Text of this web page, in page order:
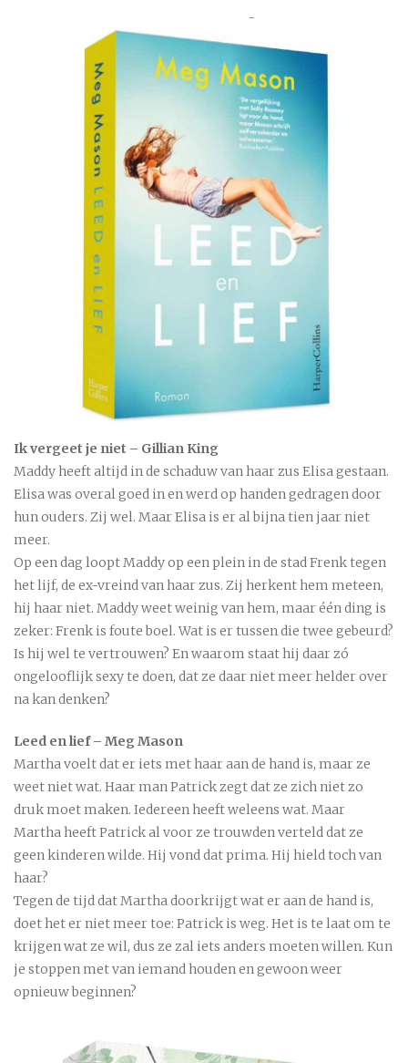
Ik vergeet je niet – Gillian King
Maddy heeft altijd in de schaduw van haar zus Elisa gestaan.
Elisa was overal goed in en werd op handen gedragen door
hun ouders. Zij wel. Maar Elisa is er al bijna tien jaar niet
meer.
Op een dag loopt Maddy op een plein in de stad Frenk tegen
het lijf, de ex-vreind van haar zus. Zij herkent hem meteen,
hij haar niet. Maddy weet weinig van hem, maar één ding is
zeker: Frenk is foute boel. Wat is er tussen die twee gebeurd?
Is hij wel te vertrouwen? En waarom staat hij daar zó
ongelooflijk sexy te doen, dat ze daar niet meer helder over
na kan denken?
Leed en lief – Meg Mason
Martha voelt dat er iets met haar aan de hand is, maar ze
weet niet wat. Haar man Patrick zegt dat ze zich niet zo
druk moet maken. Iedereen heeft weleens wat. Maar
Martha heeft Patrick al voor ze trouwden verteld dat ze
geen kinderen wilde. Hij vond dat prima. Hij hield toch van
haar?
Tegen de tijd dat Martha doorkrijgt wat er aan de hand is,
doet het er niet meer toe: Patrick is weg. Het is te laat om te
krijgen wat ze wil, dus ze zal iets anders moeten willen. Kun
je stoppen met van iemand houden en gewoon weer
opnieuw beginnen?